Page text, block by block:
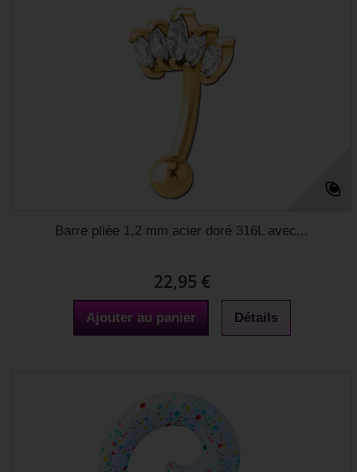
Barre pliée 1,2 mm acier doré 316L avec...
22,95 €
Ajouter au panier Détails